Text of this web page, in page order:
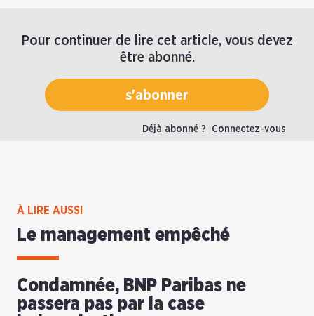
Pour continuer de lire cet article, vous devez
être abonné.
s'abonner
Déjà abonné ? Connectez-vous
À LIRE AUSSI
Le management empêché
Condamnée, BNP Paribas ne
passera pas par la case